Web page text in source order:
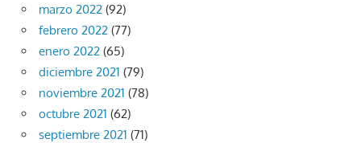
marzo 2022 (92)
febrero 2022 (77)
enero 2022 (65)
diciembre 2021 (79)
noviembre 2021 (78)
octubre 2021 (62)
septiembre 2021 (71)